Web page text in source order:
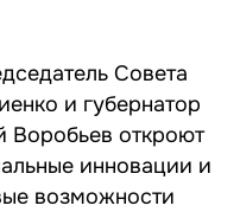
Совета
и губернатор
Воробьев откроют
инновации и
возможности